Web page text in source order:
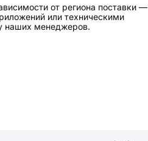
от региона поставки —
или техническими
наших менеджеров.